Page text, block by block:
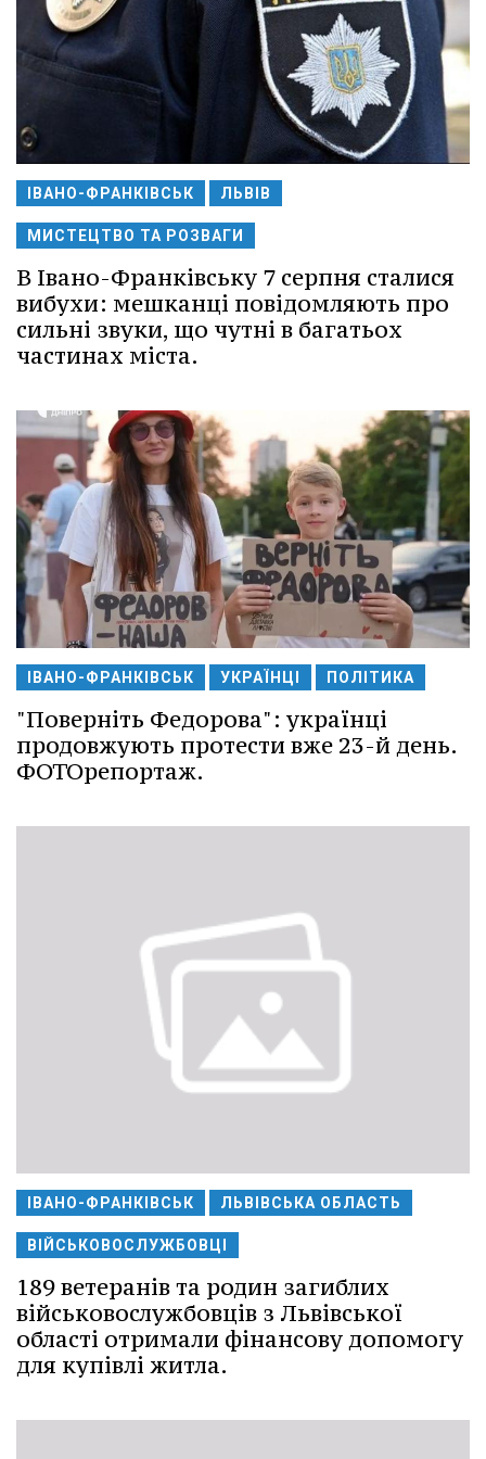
ІВАНО-ФРАНКІВСЬК ЛЬВІВ
МИСТЕЦТВО ТА РОЗВАГИ
В Івано-Франківську 7 серпня сталися
вибухи: мешканці повідомляють про
сильні звуки, що чутні в багатьох
частинах міста.
ІВАНО-ФРАНКІВСЬК УКРАЇНЦІ ПОЛІТИКА
"Поверніть Федорова": українці
продовжують протести вже 23-й день.
ФОТОрепортаж.
ІВАНО-ФРАНКІВСЬК ЛЬВІВСЬКА ОБЛАСТЬ
ВІЙСЬКОВОСЛУЖБОВЦІ
189 ветеранів та родин загиблих
військовослужбовців з Львівської
області отримали фінансову допомогу
для купівлі житла.